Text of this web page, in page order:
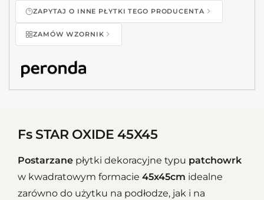
ZAPYTAJ O INNE PŁYTKI TEGO PRODUCENTA
ZAMÓW WZORNIK
Fs STAR OXIDE 45X45
Postarzane płytki dekoracyjne typu patchowrk
w kwadratowym formacie 45x45cm idealne
zarówno do użytku na podłodze, jak i na